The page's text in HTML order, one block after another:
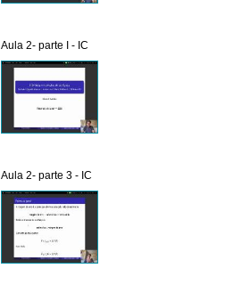
Aula 2- parte I - IC
Aula 2- parte 3 - IC